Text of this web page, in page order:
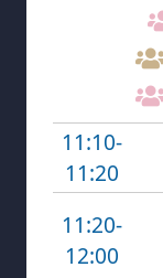
11:10-
11:20
11:20-
12:00